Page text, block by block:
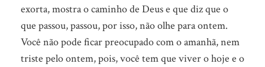
exorta, mostra o caminho de Deus e que diz que o
que passou, passou, por isso, não olhe para ontem.
Você não pode ficar preocupado com o amanhã, nem
triste pelo ontem, pois, você tem que viver o hoje e o